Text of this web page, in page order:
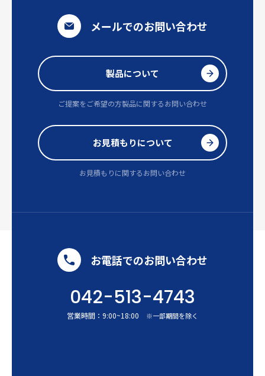
メールでのお問い合わせ
製品について
ご提案をご希望の方製品に関するお問い合わせ
お見積もりについて
お見積もりに関するお問い合わせ
お電話でのお問い合わせ
042-513-4743
営業時間： 9:00~18:00 ※一部期間を除く